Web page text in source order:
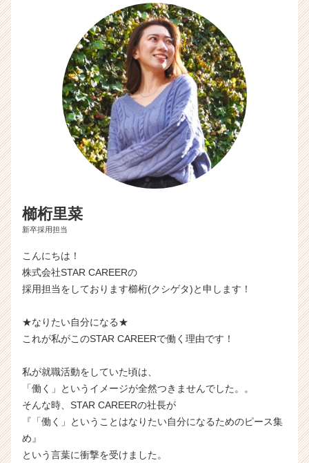
櫛桁里菜
新卒採用担当
こんにちは！
株式会社STAR CAREERの
採用担当をしております櫛桁(クシゲタ)と申します！
★なりたい自分になる★
これが私がこのSTAR CAREERで働く理由です！
私が就職活動をしていた頃は、
「働く」というイメージが全然つきませんでした。。
そんな時、STAR CAREERの社長が
『「働く」ということはなりたい自分になるためのピース集
め』
という言葉に衝撃を受けました。